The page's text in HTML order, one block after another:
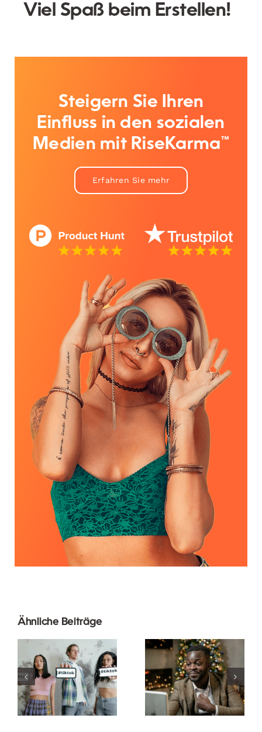
Viel Spaß beim Erstellen!
Steigern Sie Ihren
Einfluss in den sozialen
Medien mit RiseKarma™
Erfahren Sie mehr
Ähnliche Beiträge
Die besten
Video-
Editing-
Apps für
TikTok-
Wie man
Follower auf
LinkedIn
ausblendet,
um die
Privatsphäre